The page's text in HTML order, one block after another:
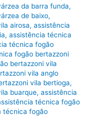
da barra funda,
de baixo,
airosa,assistência
,assistência técnica
técnica fogão
fogão bertazzoni
bertazzoni vila
vila anglo
vila bertioga,
buarque,assistência
técnica fogão
técnica fogão